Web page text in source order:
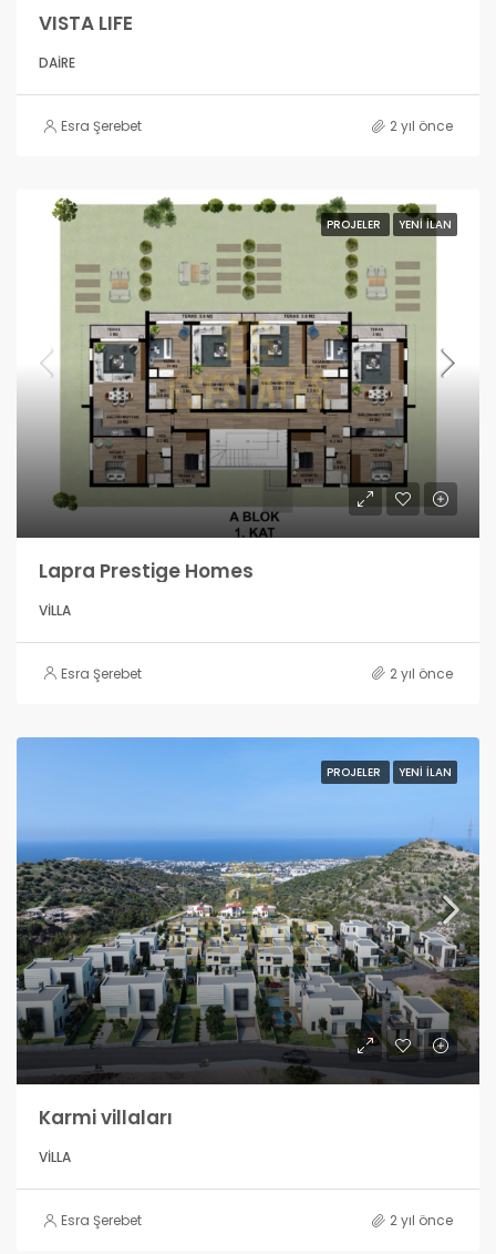
VISTA LIFE
DAIRE
Esra Şerebet 2 yıl önce
PROJELER YENI İLAN
Lapra Prestige Homes
VILLA
Esra Şerebet 2 yıl önce
PROJELER YENI İLAN
Karmi villaları
VILLA
Esra Şerebet 2 yıl önce